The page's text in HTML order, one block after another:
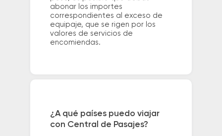
abonar los importes
correspondientes al exceso de
equipaje, que se rigen por los
valores de servicios de
encomiendas.
¿A qué países puedo viajar
con Central de Pasajes?